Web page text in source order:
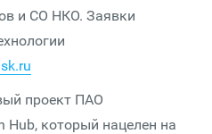
и СО НКО. Заявки
проект ПАО
Hub, который нацелен на